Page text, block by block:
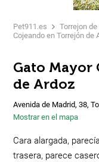
Pet911.es Torrejon de
Cojeando en Torrejón de
Gato Mayor
de Ardoz
Avenida de Madrid, 38,
Mostrar en el mapa
Cara alargada,
trasera, parece